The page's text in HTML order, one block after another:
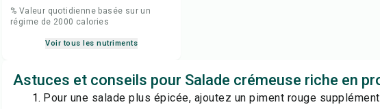
% Valeur quotidienne basée sur un
régime de 2000 calories
Voir tous les nutriments
Astuces et conseils pour Salade crémeuse riche en
Pour une salade plus épicée, ajoutez un piment rouge